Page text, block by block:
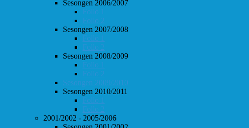
Sesongen 2006/2007
Follo 1
Follo 2
Sesongen 2007/2008
Follo 1
Follo 2
Sesongen 2008/2009
Follo 1
Follo 2
Sesongen 2009/2010
Sesongen 2010/2011
Follo 1
Follo 2
2001/2002 - 2005/2006